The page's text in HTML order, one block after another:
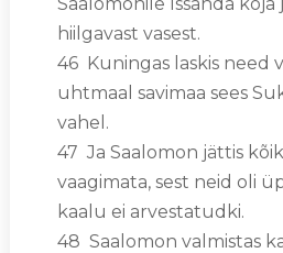
hiilgavast vasest.
46 Kuningas laskis need
uhtmaal savimaa sees
vahel.
47 Ja Saalomon jättis
vaagimata, sest neid oli
kaalu ei arvestatudki.
48 Saalomon valmistas